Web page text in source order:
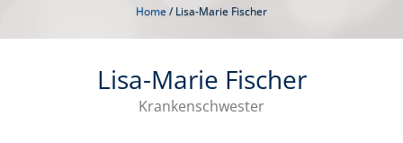
Home/ Lisa-Marie Fischer
Lisa-Marie Fischer
Krankenschwester